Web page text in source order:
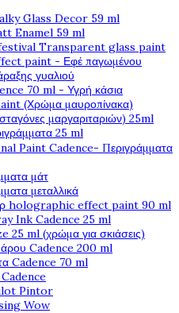
Glass Decor 59 ml
Enamel 59 ml
Transparent glass paint
paint - Εφέ παγωμένου
γυαλιού
70 ml - Υγρή κάσια
(Χρώμα μαυροπίνακα)
μαργαριταριών) 25ml
25 ml
Paint Cadence- Περιγράμματα
μάτ
μεταλλικά
holographic effect paint 90 ml
Ink Cadence 25 ml
25 ml (χρώμα για σκιάσεις)
Cadence 200 ml
Cadence 70 ml
Pintor
Wow